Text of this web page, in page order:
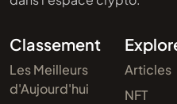
Classement
Les Meilleurs
d'Aujourd'hui
Articles
NFT